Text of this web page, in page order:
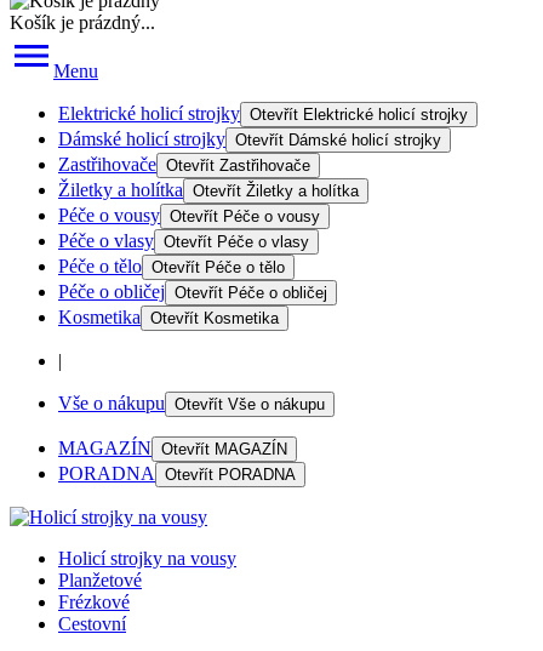
Košík je prázdný...
Menu
Elektrické holicí strojky Otevřít Elektrické holicí strojky
Dámské holicí strojky Otevřít Dámské holicí strojky
Zastřihovače Otevřít Zastřihovače
Žiletky a holítka Otevřít Žiletky a holítka
Péče o vousy Otevřít Péče o vousy
Péče o vlasy Otevřít Péče o vlasy
Péče o tělo Otevřít Péče o tělo
Péče o obličej Otevřít Péče o obličej
Kosmetika Otevřít Kosmetika
|
Vše o nákupu Otevřít Vše o nákupu
MAGAZÍN Otevřít MAGAZÍN
PORADNA Otevřít PORADNA
Holicí strojky na vousy
Planžetové
Frézkové
Cestovní